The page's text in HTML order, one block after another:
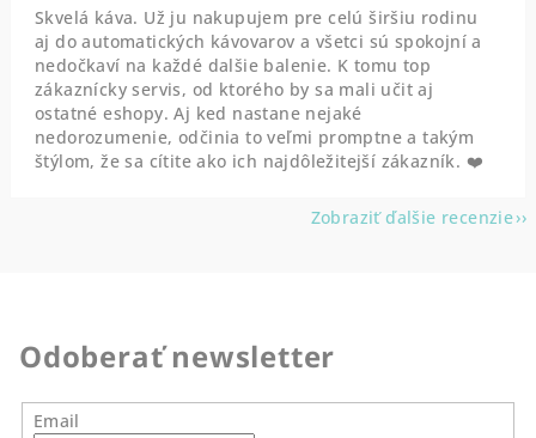
Skvelá káva. Už ju nakupujem pre celú širšiu rodinu
aj do automatických kávovarov a všetci sú spokojní a
nedočkaví na každé dalšie balenie. K tomu top
zákaznícky servis, od ktorého by sa mali učit aj
ostatné eshopy. Aj ked nastane nejaké
nedorozumenie, odčinia to veľmi promptne a takým
štýlom, že sa cítite ako ich najdôležitejší zákazník. ❤️
Zobraziť ďalšie recenzie
Odoberať newsletter
Email